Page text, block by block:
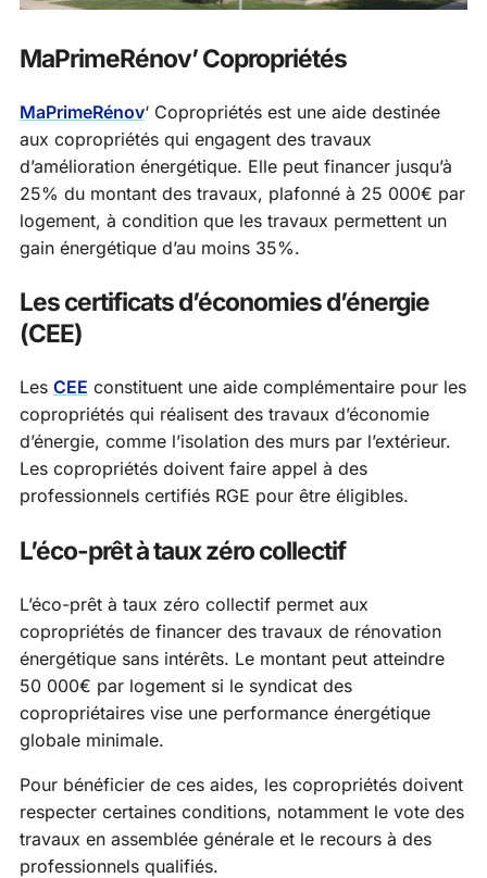
MaPrimeRénov’ Copropriétés
MaPrimeRénov‘ Copropriétés est une aide destinée
aux copropriétés qui engagent des travaux
d’amélioration énergétique. Elle peut financer jusqu’à
25% du montant des travaux, plafonné à 25 000€ par
logement, à condition que les travaux permettent un
gain énergétique d’au moins 35%.
Les certificats d’économies d’énergie
(CEE)
Les CEE constituent une aide complémentaire pour les
copropriétés qui réalisent des travaux d’économie
d’énergie, comme l’isolation des murs par l’extérieur.
Les copropriétés doivent faire appel à des
professionnels certifiés RGE pour être éligibles.
L’éco-prêt à taux zéro collectif
L’éco-prêt à taux zéro collectif permet aux
copropriétés de financer des travaux de rénovation
énergétique sans intérêts. Le montant peut atteindre
50 000€ par logement si le syndicat des
copropriétaires vise une performance énergétique
globale minimale.
Pour bénéficier de ces aides, les copropriétés doivent
respecter certaines conditions, notamment le vote des
travaux en assemblée générale et le recours à des
professionnels qualifiés.